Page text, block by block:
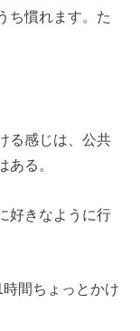
ち慣れます。た
る感じは、公共
る。
好きなように行
間ちょっとかけ